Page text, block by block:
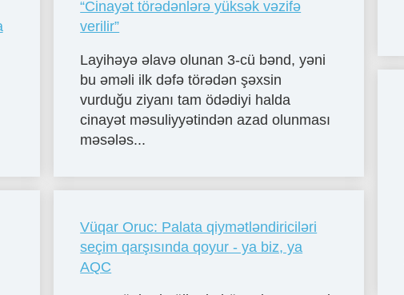
“Cinayət törədənlərə yüksək vəzifə
verilir”
Layihəyə əlavə olunan 3-cü bənd, yəni
bu əməli ilk dəfə törədən şəxsin
vurduğu ziyanı tam ödədiyi halda
cinayət məsuliyyətindən azad olunması
məsələs...
Vüqar Oruc: Palata qiymətləndiriciləri
seçim qarşısında qoyur - ya biz, ya
AQC